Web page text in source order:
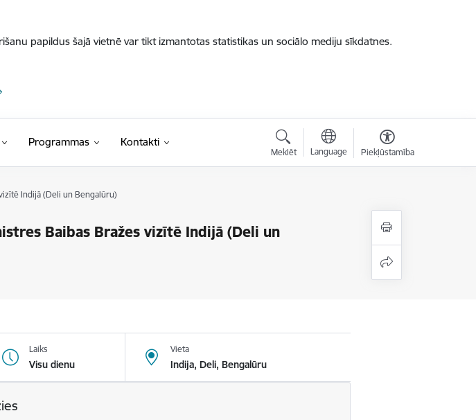
papildus šajā vietnē var tikt izmantotas statistikas un sociālo mediju sīkdatnes.
Programmas Kontakti
Meklēt Language Piekļūstamība
Indijā (Deli un Bengalūru)
Baibas Bražes vizītē Indijā (Deli un
Laiks
Visu dienu
Vieta
Indija, Deli, Bengalūru